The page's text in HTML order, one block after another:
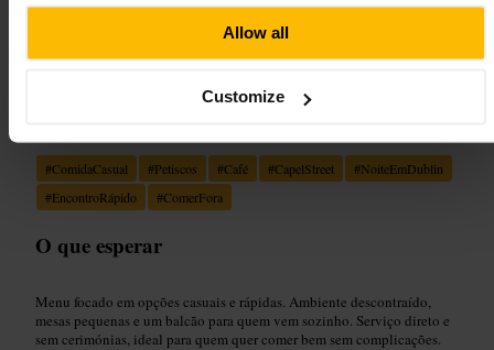
Allow all
Customize
Sabores rápidos, cidade por descobrir.
#ComidaCasual #Petiscos #Café #CapelStreet #NoiteEmDublin
#EncontroRápido #ComerFora
O que esperar
Menu focado em opções casuais e rápidas. Ambiente descontraído,
mesas pequenas e um balcão para quem vem sozinho. Serviço direto e
sem cerimónias, ideal para quem quer comer bem sem complicações.